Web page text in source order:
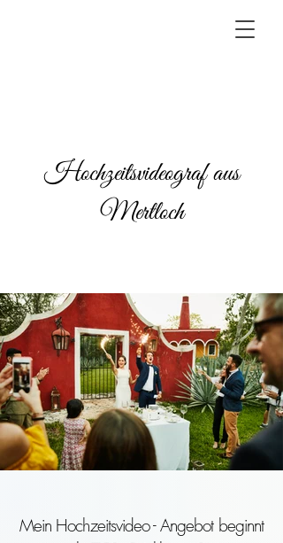
Hochzeitsvideograf aus
Mertloch
Mein Hochzeitsvideo - Angebot beginnt